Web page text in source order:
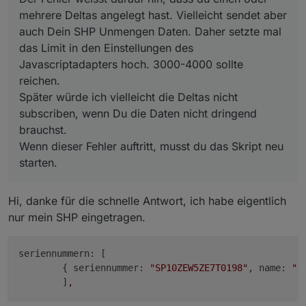
mehrere Deltas angelegt hast. Vielleicht sendet aber
auch Dein SHP Unmengen Daten. Daher setzte mal
das Limit in den Einstellungen des
Javascriptadapters hoch. 3000-4000 sollte
reichen.
Später würde ich vielleicht die Deltas nicht
subscriben, wenn Du die Daten nicht dringend
brauchst.
Wenn dieser Fehler auftritt, musst du das Skript neu
starten.
Hi, danke für die schnelle Antwort, ich habe eigentlich
nur mein SHP eingetragen.
seriennummern:
[
        {
seriennummer: "SP10ZEW5ZE7T0198" , name:
        ]
,